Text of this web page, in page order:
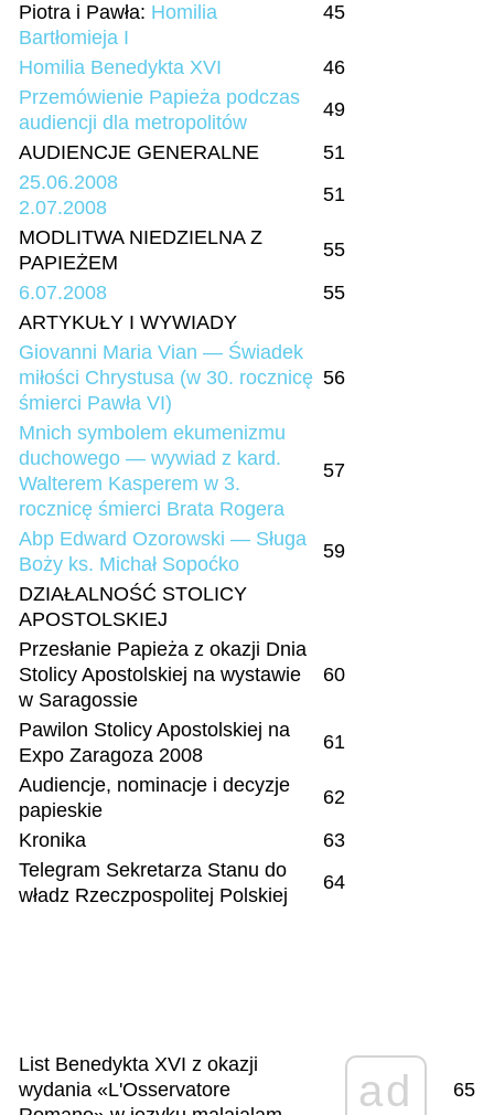
Piotra i Pawła: Homilia
Bartłomieja I
45
Homilia Benedykta XVI
46
Przemówienie Papieża podczas
audiencji dla metropolitów
49
AUDIENCJE GENERALNE
51
25.06.2008
2.07.2008
51
MODLITWA NIEDZIELNA Z
PAPIEŻEM
55
6.07.2008
55
ARTYKUŁY I WYWIADY
Giovanni Maria Vian — Świadek
miłości Chrystusa (w 30. rocznicę
śmierci Pawła VI)
56
Mnich symbolem ekumenizmu
duchowego — wywiad z kard.
Walterem Kasperem w 3.
rocznicę śmierci Brata Rogera
57
Abp Edward Ozorowski — Sługa
Boży ks. Michał Sopoćko
59
DZIAŁALNOŚĆ STOLICY
APOSTOLSKIEJ
Przesłanie Papieża z okazji Dnia
Stolicy Apostolskiej na wystawie
w Saragossie
60
Pawilon Stolicy Apostolskiej na
Expo Zaragoza 2008
61
Audiencje, nominacje i decyzje
papieskie
62
Kronika
63
Telegram Sekretarza Stanu do
władz Rzeczpospolitej Polskiej
64
List Benedykta XVI z okazji
wydania «L'Osservatore
ad 65